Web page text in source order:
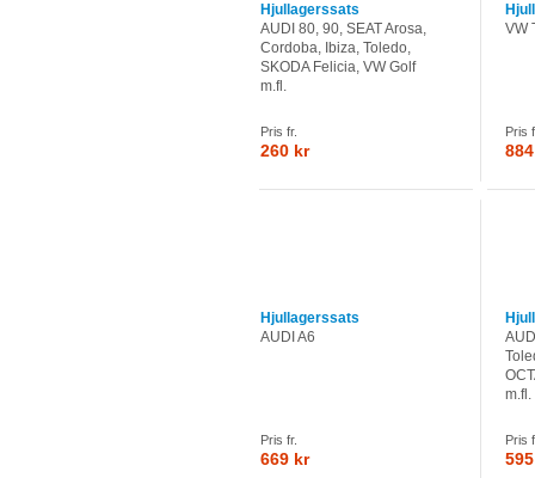
Hjullagerssats
AUDI 80, 90, SEAT Arosa,
Cordoba, Ibiza, Toledo,
SKODA Felicia, VW Golf
m.fl.
Pris fr.
260 kr
VW
Pris
Hjullagerssats
AUDI A6
Pris fr.
669 kr
m.fl.
Pris